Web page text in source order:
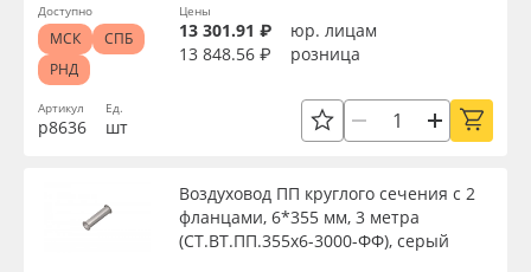
Артикул
р8636
Ед.
шт
Цены
13 301.91 ₽
юр. лицам
13 848.56 ₽
розница
Доступно
МСК
СПБ
РНД
Воздуховод ПП круглого сечения с 2
фланцами, 6*355 мм, 3 метра
(СТ.ВТ.ПП.355х6-3000-ФФ), серый